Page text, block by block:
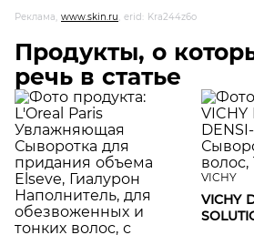
Реклама, www.skin.ru, erid: Kra244z6o
Продукты, о
речь в статье
VICHY
VICHY